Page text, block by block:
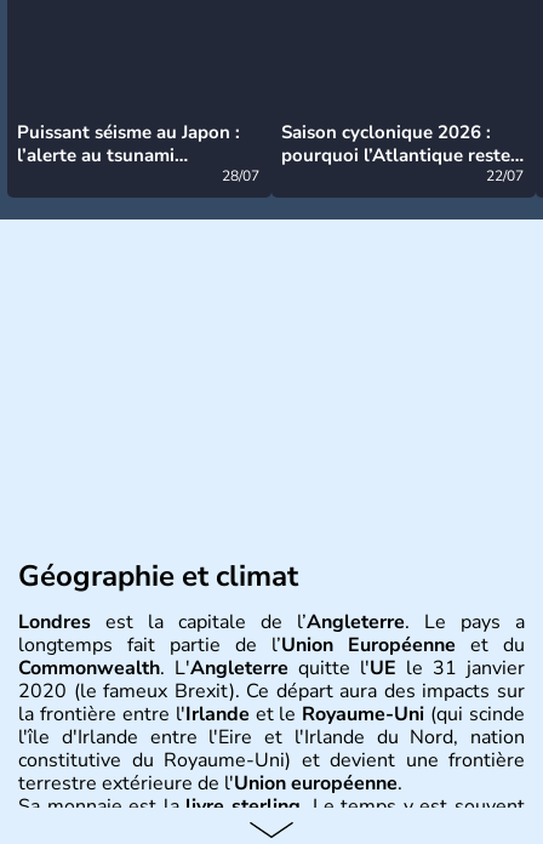
Puissant séisme au Japon :
l’alerte au tsunami
28/07
Saison cyclonique 2026 :
pourquoi l’Atlantique reste
22/07
Géographie et climat
Londres est la capitale de l’Angleterre. Le pays a
longtemps fait partie de l’Union Européenne et du
Commonwealth. L'Angleterre quitte l'UE le 31 janvier
2020 (le fameux Brexit). Ce départ aura des impacts sur
la frontière entre l'Irlande et le Royaume-Uni (qui scinde
l'île d'Irlande entre l'Eire et l'Irlande du Nord, nation
constitutive du Royaume-Uni) et devient une frontière
terrestre extérieure de l'Union européenne.
Sa monnaie est lalivre sterling . Le temps y est souvent
instable avec de nombreuses précipitations : il s’agit d’un